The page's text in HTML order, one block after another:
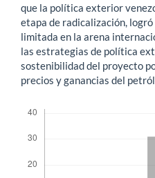
que la política exterior
etapa de radicalización,
limitada en la arena
las estrategias de política
sostenibilidad del proyecto
precios y ganancias del